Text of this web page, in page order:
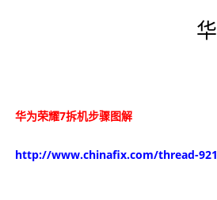
华为荣耀7拆机步骤图解
http://www.chinafix.com/thread-